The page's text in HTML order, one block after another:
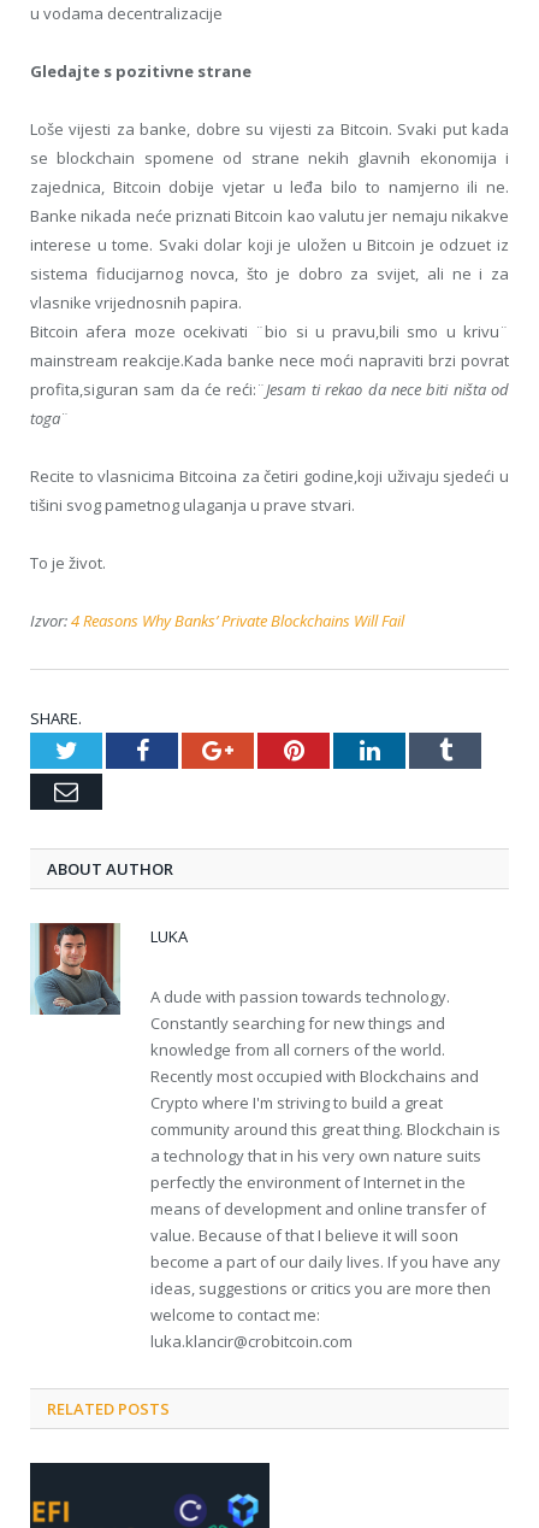
u vodama decentralizacije
Gledajte s pozitivne strane
Loše vijesti za banke, dobre su vijesti za Bitcoin. Svaki put kada
se blockchain spomene od strane nekih glavnih ekonomija i
zajednica, Bitcoin dobije vjetar u leđa bilo to namjerno ili ne.
Banke nikada neće priznati Bitcoin kao valutu jer nemaju nikakve
interese u tome. Svaki dolar koji je uložen u Bitcoin je odzuet iz
sistema fiducijarnog novca, što je dobro za svijet, ali ne i za
vlasnike vrijednosnih papira.
Bitcoin afera moze ocekivati ¨bio si u pravu,bili smo u krivu¨
mainstream reakcije.Kada banke nece moći napraviti brzi povrat
profita,siguran sam da će reći:¨Jesam ti rekao da nece biti ništa od
toga¨
Recite to vlasnicima Bitcoina za četiri godine,koji uživaju sjedeći u
tišini svog pametnog ulaganja u prave stvari.
To je život.
Izvor:4 Reasons Why Banks’ Private Blockchains Will Fail
SHARE.
TwitterFacebookGoogle+PinterestLinkedInTumblr
Email
ABOUT AUTHOR
LUKA
A dude with passion towards technology.
Constantly searching for new things and
knowledge from all corners of the world.
Recently most occupied with Blockchains and
Crypto where I'm striving to build a great
community around this great thing. Blockchain is
a technology that in his very own nature suits
perfectly the environment of Internet in the
means of development and online transfer of
value. Because of that I believe it will soon
become a part of our daily lives. If you have any
ideas, suggestions or critics you are more then
welcome to contact me:
luka.klancir@crobitcoin.com
RELATED POSTS